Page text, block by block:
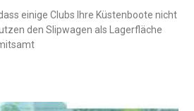
einige Clubs Ihre Küstenboote nicht
den Slipwagen als Lagerfläche